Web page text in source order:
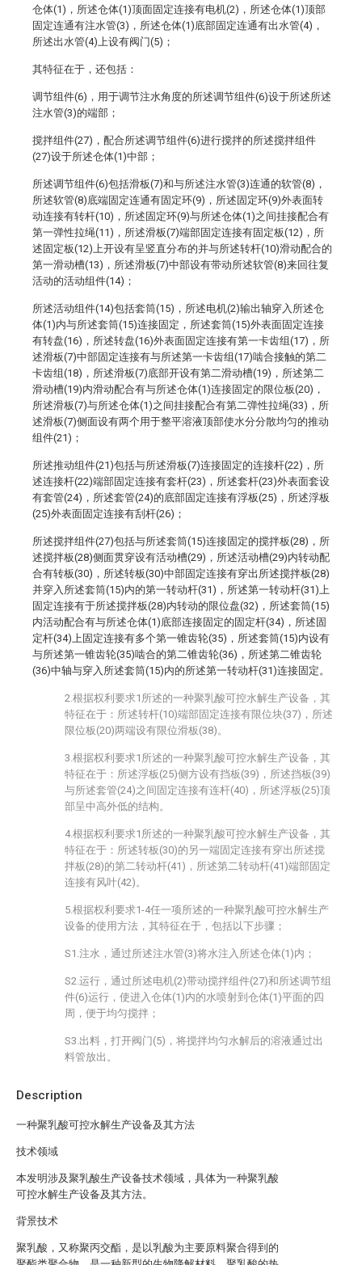
Description
一种聚乳酸可控水解生产设备及其方法
技术领域
本发明涉及聚乳酸生产设备技术领域，具体为一种聚乳酸
可控水解生产设备及其方法。
背景技术
聚乳酸，又称聚丙交酯，是以乳酸为主要原料聚合得到的
仓体(1)，所述仓体(1)顶面固定连接有电机(2)，所述仓体(1)顶部
固定连通有注水管(3)，所述仓体(1)底部固定连通有出水管(4)，
所述出水管(4)上设有阀门(5)；
其特征在于，还包括：
调节组件(6)，用于调节注水角度的所述调节组件(6)设于所述所述
注水管(3)的端部；
搅拌组件(27)，配合所述调节组件(6)进行搅拌的所述搅拌组件
(27)设于所述仓体(1)中部；
所述调节组件(6)包括滑板(7)和与所述注水管(3)连通的软管(8)，
所述软管(8)底端固定连通有固定环(9)，所述固定环(9)外表面转
动连接有转杆(10)，所述固定环(9)与所述仓体(1)之间挂接配合有
第一弹性拉绳(11)，所述滑板(7)端部固定连接有固定板(12)，所
述固定板(12)上开设有呈竖直分布的并与所述转杆(10)滑动配合的
第一滑动槽(13)，所述滑板(7)中部设有带动所述软管(8)来回往复
活动的活动组件(14)；
所述活动组件(14)包括套筒(15)，所述电机(2)输出轴穿入所述仓
体(1)内与所述套筒(15)连接固定，所述套筒(15)外表面固定连接
有转盘(16)，所述转盘(16)外表面固定连接有第一卡齿组(17)，所
述滑板(7)中部固定连接有与所述第一卡齿组(17)啮合接触的第二
卡齿组(18)，所述滑板(7)底部开设有第二滑动槽(19)，所述第二
滑动槽(19)内滑动配合有与所述仓体(1)连接固定的限位板(20)，
所述滑板(7)与所述仓体(1)之间挂接配合有第二弹性拉绳(33)，所
述滑板(7)侧面设有两个用于整平溶液顶部使水分分散均匀的推动
组件(21)；
所述推动组件(21)包括与所述滑板(7)连接固定的连接杆(22)，所
述连接杆(22)端部固定连接有套杆(23)，所述套杆(23)外表面套设
有套管(24)，所述套管(24)的底部固定连接有浮板(25)，所述浮板
(25)外表面固定连接有刮杆(26)；
所述搅拌组件(27)包括与所述套筒(15)连接固定的搅拌板(28)，所
述搅拌板(28)侧面贯穿设有活动槽(29)，所述活动槽(29)内转动配
合有转板(30)，所述转板(30)中部固定连接有穿出所述搅拌板(28)
并穿入所述套筒(15)内的第一转动杆(31)，所述第一转动杆(31)上
固定连接有于所述搅拌板(28)内转动的限位盘(32)，所述套筒(15)
内活动配合有与所述仓体(1)底部连接固定的固定杆(34)，所述固
定杆(34)上固定连接有多个第一锥齿轮(35)，所述套筒(15)内设有
与所述第一锥齿轮(35)啮合的第二锥齿轮(36)，所述第二锥齿轮
(36)中轴与穿入所述套筒(15)内的所述第一转动杆(31)连接固定。
2.根据权利要求1所述的一种聚乳酸可控水解生产设备，其
特征在于：所述转杆(10)端部固定连接有限位块(37)，所述
限位板(20)两端设有限位滑板(38)。
3.根据权利要求1所述的一种聚乳酸可控水解生产设备，其
特征在于：所述浮板(25)侧方设有挡板(39)，所述挡板(39)
与所述套管(24)之间固定连接有连杆(40)，所述浮板(25)顶
部呈中高外低的结构。
4.根据权利要求1所述的一种聚乳酸可控水解生产设备，其
特征在于：所述转板(30)的另一端固定连接有穿出所述搅
拌板(28)的第二转动杆(41)，所述第二转动杆(41)端部固定
连接有风叶(42)。
5.根据权利要求1-4任一项所述的一种聚乳酸可控水解生产
设备的使用方法，其特征在于，包括以下步骤；
S1.注水，通过所述注水管(3)将水注入所述仓体(1)内；
S2.运行，通过所述电机(2)带动搅拌组件(27)和所述调节组
件(6)运行，使进入仓体(1)内的水喷射到仓体(1)平面的四
周，便于均匀搅拌；
S3.出料，打开阀门(5)，将搅拌均匀水解后的溶液通过出
料管放出。